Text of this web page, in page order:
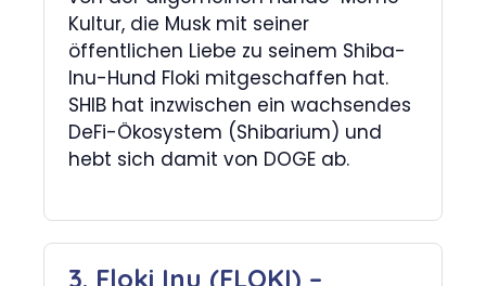
Kultur, die Musk mit seiner
öffentlichen Liebe zu seinem Shiba-
Inu-Hund Floki mitgeschaffen hat.
SHIB hat inzwischen ein wachsendes
DeFi-Ökosystem (Shibarium) und
hebt sich damit von DOGE ab.
3. Floki Inu (FLOKI) –